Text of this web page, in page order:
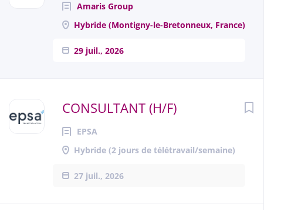
Amaris Group
Hybride (Montigny-le-Bretonneux, France)
29 juil., 2026
CONSULTANT (H/F)
EPSA
Hybride (2 jours de télétravail/semaine)
27 juil., 2026